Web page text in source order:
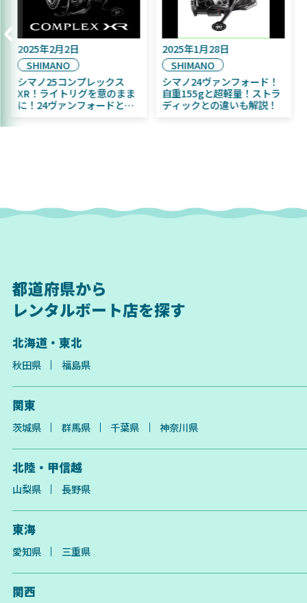
月16日
月発売予定！
く魚／ちびふく魚
ベイト初心者にお
2025年2月2日
SHIMANO
シマノ25コンプレックス
XR！ライトリグを意のまま
に！24ヴァンフォードとの
シマノ24
自重155g
ディック
都道府県から
レンタルボート店を探す
北海道・東北
秋田県 福島県
関東
茨城県 群馬県 千葉県 神奈川県
北陸・甲信越
山梨県 長野県
東海
愛知県 三重県
関西